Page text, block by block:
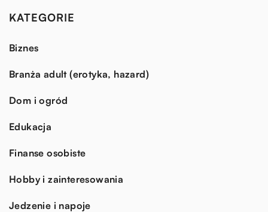
KATEGORIE
Biznes
Branża adult (erotyka, hazard)
Dom i ogród
Edukacja
Finanse osobiste
Hobby i zainteresowania
Jedzenie i napoje